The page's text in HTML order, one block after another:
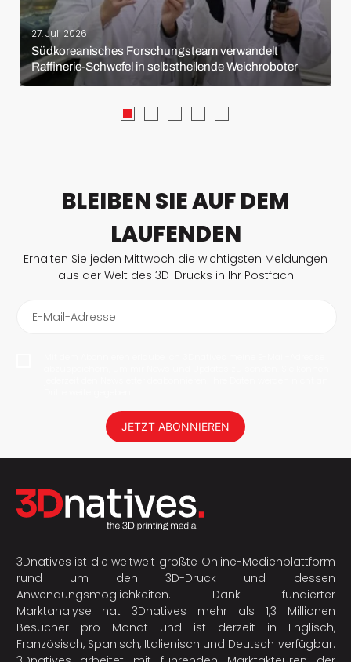
27. Juli 2026
Südkoreanisches Forschungsteam verwandelt
Raffinerie-Schwefel in selbstheilende Weichroboter
BLEIBEN SIE AUF DEM
LAUFENDEN
Erhalten Sie jeden Mittwoch die wichtigsten Meldungen
aus der Welt des 3D-Drucks in Ihr Postfach
E-Mail-Adresse
JETZT ABONNIEREN
3Dnatives ist die weltweit größte Online-Medienplattform
rund um den 3D-Druck und dessen
Anwendungsmöglichkeiten. Dank fundierter
Marktanalyse hat 3Dnatives mehr als 1,3 Millionen
Besucher pro Monat und ist derzeit in Englisch,
Französisch, Spanisch, Italienisch und Deutsch verfügbar.